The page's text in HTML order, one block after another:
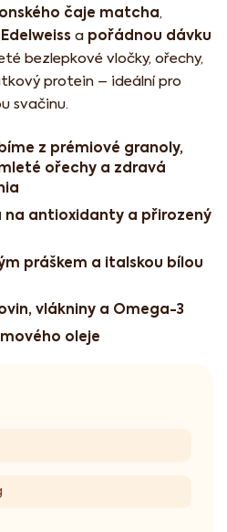
čaje matcha,
a pořádnou dávku
bezlepkové vločky, ořechy,
protein – ideální pro
svačinu.
z prémiové granoly,
ořechy a zdravá
antioxidanty a přirozený
práškem a italskou bílou
vlákniny a Omega-3
oleje